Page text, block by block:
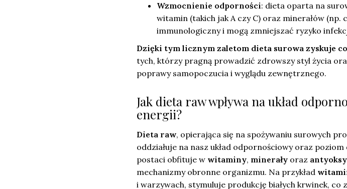
Wzmocnienie odporności: dieta oparta na
witamin (takich jak A czy C) oraz minerałów (np.
immunologiczny i mogą zmniejszać ryzyko
Dzięki tym licznym zaletom dieta surowa zyskuje
tych, którzy pragną prowadzić zdrowszy styl życia
poprawy samopoczucia i wyglądu zewnętrznego.
Jak dieta raw wpływa na układ
energii?
Dieta raw, opierająca się na spożywaniu surowych
oddziałuje na nasz układ odpornościowy oraz
postaci obfituje w witaminy, minerały oraz
mechanizmy obronne organizmu. Na przykład
i warzywach, stymuluje produkcję białych krwinek, co